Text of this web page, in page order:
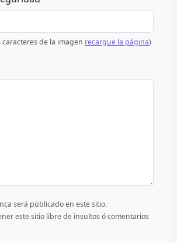
de la imagen recargue la página)
será públicado en este sitio.
este sitio libre de insultos ó comentarios